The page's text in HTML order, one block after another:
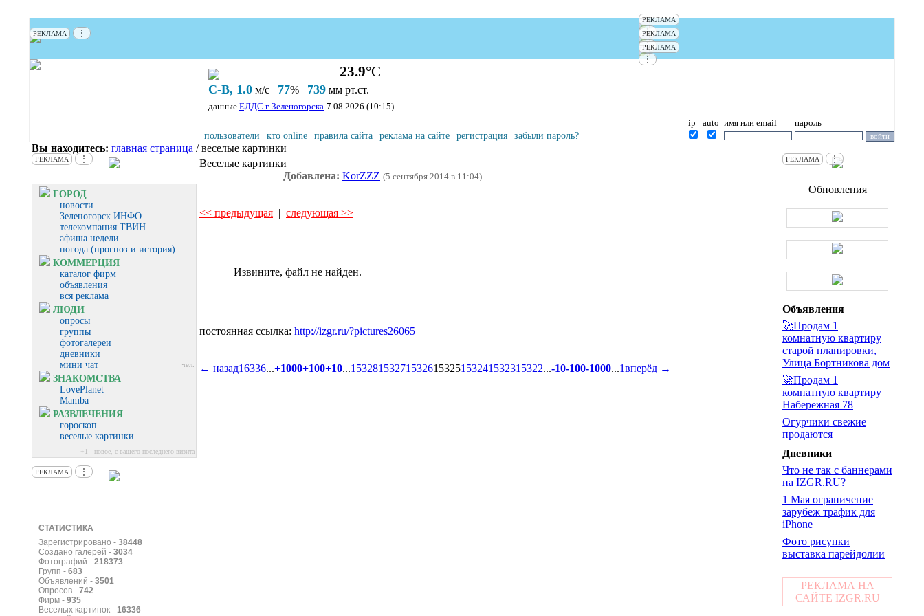
РЕКЛАМА ⋮
РЕКЛАМА
⋮
РЕКЛАМА
⋮
РЕКЛАМА
⋮
23.9°С
С-В, 1.0 м/с 77% 739 мм рт.ст.
данные ЕДДС г. Зеленогорска 7.08.2026 (10:15)
пользователи кто online правила сайта реклама на сайте регистрация забыли пароль?
ip auto имя или email пароль
Вы находитесь: главная страница / веселые картинки
РЕКЛАМА ⋮
ГОРОД
новости
Зеленогорск ИНФО
телекомпания ТВИН
афиша недели
погода (прогноз и история)
КОММЕРЦИЯ
каталог фирм
объявления
вся реклама
ЛЮДИ
опросы
группы
фотогалереи
дневники
мини чат
чел.
ЗНАКОМСТВА
LovePlanet
Mamba
РАЗВЛЕЧЕНИЯ
гороскоп
веселые картинки
+1 - новое, с вашего последнего визита
РЕКЛАМА ⋮
СТАТИСТИКА
Зарегистрировано - 38448
Создано галерей - 3034
Фотографий - 218373
Групп - 683
Объявлений - 3501
Опросов - 742
Фирм - 935
Веселых картинок - 16336
Веселые картинки
Добавлена: KorZZZ (5 сентября 2014 в 11:04)
<< предыдущая | следующая >>
Извините, файл не найден.
постоянная ссылка: http://izgr.ru/?pictures26065
← назад16336...+1000+100+10...15328153271532615325153241532315322...-10-100-1000...1вперёд →
РЕКЛАМА ⋮
Обновления
Объявления
🚀Продам 1
комнатную квартиру
старой планировки,
Улица Бортникова дом
🚀Продам 1
комнатную квартиру
Набережная 78
Огурчики свежие
продаются
Дневники
Что не так с баннерами
на IZGR.RU?
1 Мая ограничение
зарубеж трафик для
iPhone
Фото рисунки
выставка парейдолии
РЕКЛАМА НА
САЙТЕ IZGR.RU